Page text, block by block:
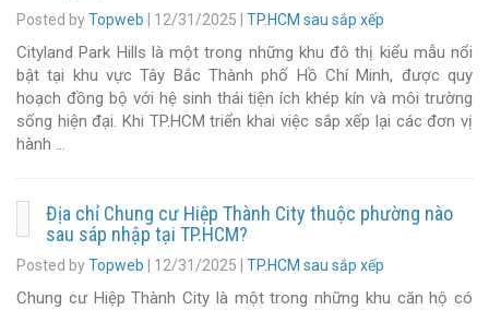
Posted byTopweb | 12/31/2025 | TP.HCM sau sắp xếp
Cityland Park Hills là một trong những khu đô thị kiểu mẫu nổi
bật tại khu vực Tây Bắc Thành phố Hồ Chí Minh, được quy
hoạch đồng bộ với hệ sinh thái tiện ích khép kín và môi trường
sống hiện đại. Khi TP.HCM triển khai việc sắp xếp lại các đơn vị
hành …
Địa chỉ Chung cư Hiệp Thành City thuộc phường nào
sau sáp nhập tại TP.HCM?
Posted byTopweb 12/31/2025 TP.HCM sau sắp xếp
Chung cư Hiệp Thành City là một trong những khu căn hộ có